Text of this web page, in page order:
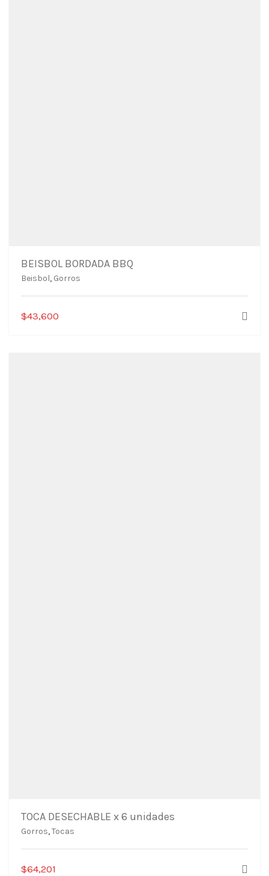
BEISBOL BORDADA BBQ
Beisbol, Gorros
$43,600
TOCA DESECHABLE x 6 unidades
Gorros,Tocas
$64,201